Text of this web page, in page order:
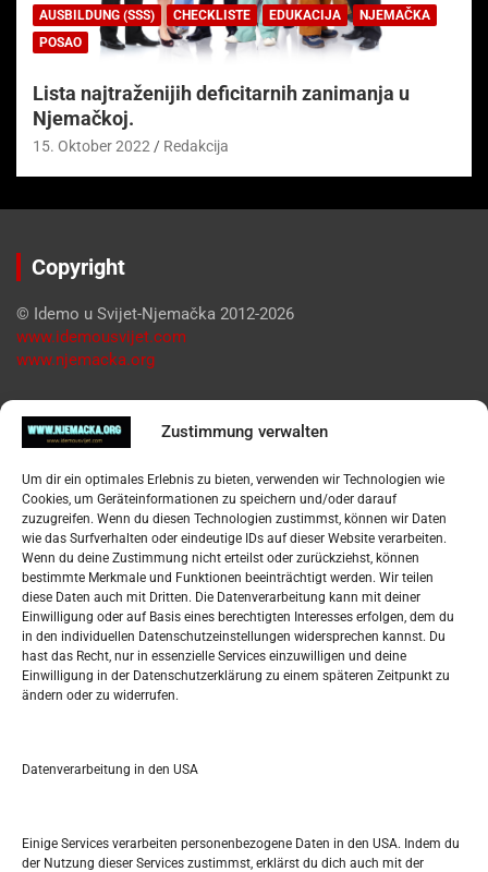
Zustimmung verwalten
Um dir ein optimales Erlebnis zu bieten, verwenden wir Technologien wie
Cookies, um Geräteinformationen zu speichern und/oder darauf
zuzugreifen. Wenn du diesen Technologien zustimmst, können wir Daten
wie das Surfverhalten oder eindeutige IDs auf dieser Website verarbeiten.
Wenn du deine Zustimmung nicht erteilst oder zurückziehst, können
bestimmte Merkmale und Funktionen beeinträchtigt werden. Wir teilen
diese Daten auch mit Dritten. Die Datenverarbeitung kann mit deiner
Einwilligung oder auf Basis eines berechtigten Interesses erfolgen, dem du
in den individuellen Datenschutzeinstellungen widersprechen kannst. Du
hast das Recht, nur in essenzielle Services einzuwilligen und deine
Einwilligung in der Datenschutzerklärung zu einem späteren Zeitpunkt zu
ändern oder zu widerrufen.
Datenverarbeitung in den USA
Einige Services verarbeiten personenbezogene Daten in den USA. Indem du
der Nutzung dieser Services zustimmst, erklärst du dich auch mit der
AUSBILDUNG (SSS) CHECKLISTE EDUKACIJA
NJEMAČKA
POSAO
Lista najtraženijih deficitarnih zanimanja u
Njemačkoj.
15. Oktober 2022 Redakcija
Copyright
© Idemo u Svijet-Njemačka 2012-2026
www.idemousvijet.com
www.njemacka.org
Pregled
Datenschutzerklärung
Widerufsbelehrung
Oglašavanje / Postavite svoj oglas
Tko je “Idemo u Svijet – Njemačka?
Pretražite stranicu:
S
DEZEMBER 2022